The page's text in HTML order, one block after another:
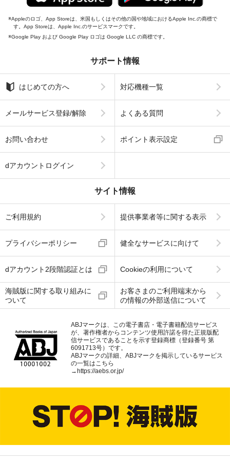
Appleのロゴ、App Storeは、米国もしくはその他の国や地域におけるApple Inc.の商標で
す。App Storeは、Apple Inc.のサービスマークです。
Google Play および Google Play ロゴは Google LLC の商標です。
サポート情報
はじめての方へ 対応機種一覧
メールサービス登録/解除 よくある質問
お問い合わせ ポイント表示設定
dアカウントログイン
サイト情報
ご利用規約 提供事業者等に関する表示
プライバシーポリシー 健全なサービスに向けて
dアカウント2段階認証とは Cookieの利用について
海賊版に関する取り組みに
ついて
お客さまのご利用端末から
の情報の外部送信について
ABJマークは、この電子書店・電子書籍配信サービス
が、著作権者からコンテンツ使用許諾を得た正規版配
信サービスであることを示す登録商標（登録番号 第
6091713号）です。
ABJマークの詳細、ABJマークを掲示しているサービス
の一覧はこちら
→ https://aebs.or.jp/